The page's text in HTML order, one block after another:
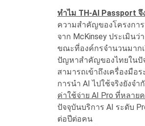
ทำไม TH-AI Passport
ความสำคัญของโครงการ
จาก McKinsey ประเมิน
ขณะที่องค์กรจำนวนมาก
ปัญหาสำคัญของไทยในปั
สามารถเข้าถึงเครื่องมือ
การนำ AI ไปใช้จริงยังจ
ค่าใช้จ่าย AI Pro ที่หลาย
ปัจจุบันบริการ AI ระดับ
ต่อปีต่อคน